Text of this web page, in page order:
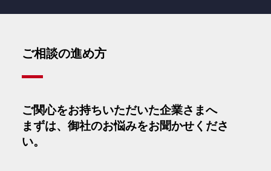
ご相談の進め方
ご関心をお持ちいただいた企業さまへ
まずは、御社のお悩みをお聞かせくださ
い。